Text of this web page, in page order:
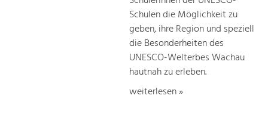
Schulen die Möglichkeit zu
geben, ihre Region und speziell
die Besonderheiten des
UNESCO-Welterbes Wachau
hautnah zu erleben.
weiterlesen »